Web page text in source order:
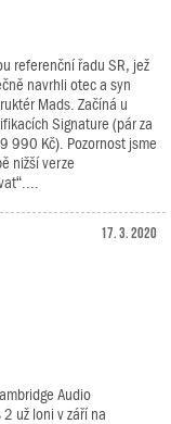
referenční řadu SR, jež
navrhli otec a syn
Mads. Začíná u
Signature (pár za
990 Kč). Pozornost jsme
nižší verze
17. 3. 2020
Audio
už loni v září na